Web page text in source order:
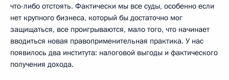
что-либо отстоять. Фактически мы все суды, особенно если
нет крупного бизнеса, который бы достаточно мог
защищаться, все проигрываются, мало того, что начинает
вводиться новая правоприменительная практика. У нас
появилось два института: налоговой выгоды и фактического
получения дохода.